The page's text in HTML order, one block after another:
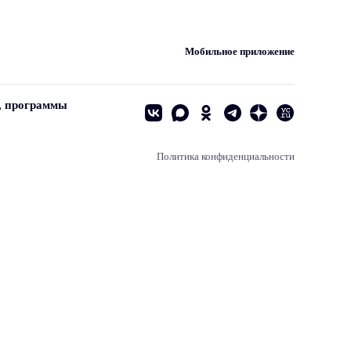
Мобильное приложение
программы
Политика конфиденциальности